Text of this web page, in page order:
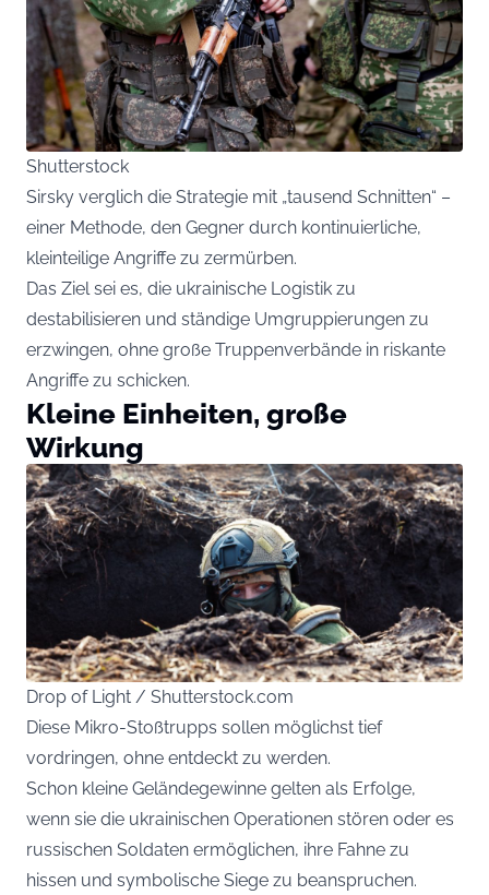
Shutterstock
Sirsky verglich die Strategie mit „tausend Schnitten“ –
einer Methode, den Gegner durch kontinuierliche,
kleinteilige Angriffe zu zermürben.
Das Ziel sei es, die ukrainische Logistik zu
destabilisieren und ständige Umgruppierungen zu
erzwingen, ohne große Truppenverbände in riskante
Angriffe zu schicken.
Kleine Einheiten, große
Wirkung
Drop of Light / Shutterstock.com
Diese Mikro-Stoßtrupps sollen möglichst tief
vordringen, ohne entdeckt zu werden.
Schon kleine Geländegewinne gelten als Erfolge,
wenn sie die ukrainischen Operationen stören oder es
russischen Soldaten ermöglichen, ihre Fahne zu
hissen und symbolische Siege zu beanspruchen.